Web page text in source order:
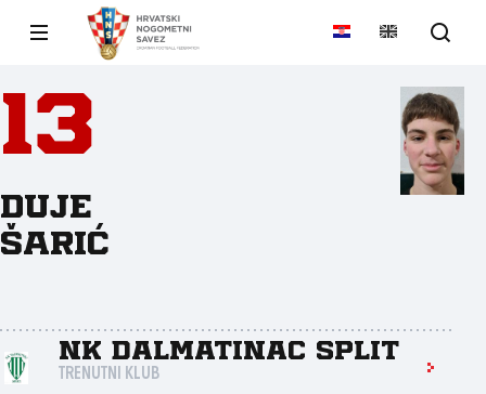
13
Duje
Šarić
NK Dalmatinac Split
TRENUTNI KLUB